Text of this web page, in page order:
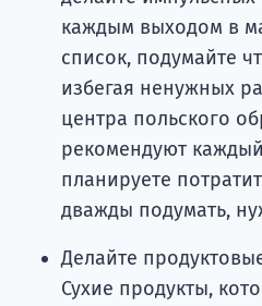
каждым выходом в
список, подумайте
избегая ненужных
центра польского
рекомендуют
планируете
дважды подумать,
Делайте
Сухие продукты,